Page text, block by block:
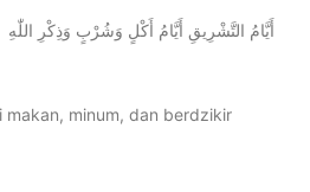
أَيَّامُ التَّشْرِيقِ أَيَّامُ أَكْلٍ وَشُرْبٍ وَذِكْرِ اللّٰهِ
makan, minum, dan berdzikir